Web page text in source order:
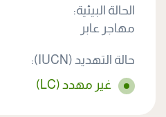
الحالة البيئية:
مهاجر عابر
حالة التهديد (IUCN):
غير مهدد (LC)